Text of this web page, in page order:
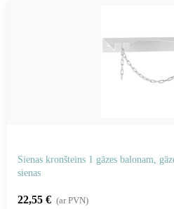
Sienas kronšteins 1 gāzes balonam,
sienas
22,55 € (ar PVN)